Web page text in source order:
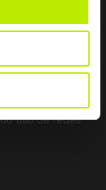
dos
por e-mail,
uso de redes